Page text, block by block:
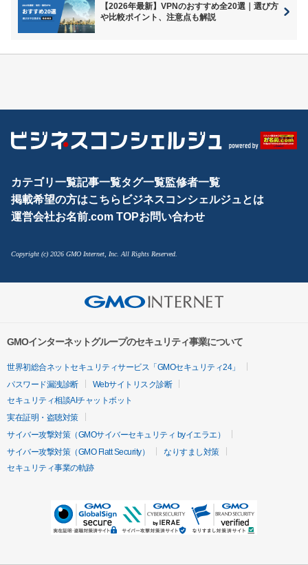
【2026年最新】VPNのおすすめ全20選｜選び方
や比較ポイント、注意点も解説
カテゴリ一覧記事一覧タグ一覧監修者一覧
掲載希望の方はこちら ビジネスコンシェルジュとは
運営会社お名前.com TOPお問い合わせ
Copyright (c) 2026 GMO Internet, Inc. All Rights Reserved.
GMOインターネットグループのセキュリティ事業について
世界初総合ネットセキュリティサービス「GMOセキュリティ24」
パスワード漏洩診断
Webサイトリスク診断
セキュリティ相談AIチャットボット
実在証明・盗聴対策
サイバー攻撃対策（GMOサイバーセキュリティ byイエラエ）
サイバー攻撃対策（GMO Flatt Security）
なりすまし対策
セキュリティ事業の軌跡